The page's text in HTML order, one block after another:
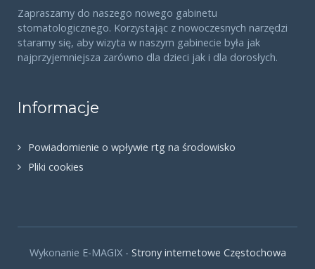
Zapraszamy do naszego nowego gabinetu
stomatologicznego. Korzystając z nowoczesnych narzędzi
staramy się, aby wizyta w naszym gabinecie była jak
najprzyjemniejsza zarówno dla dzieci jak i dla dorosłych.
Informacje
Powiadomienie o wpływie rtg na środowisko
Pliki cookies
Wykonanie E-MAGIX - Strony internetowe Częstochowa